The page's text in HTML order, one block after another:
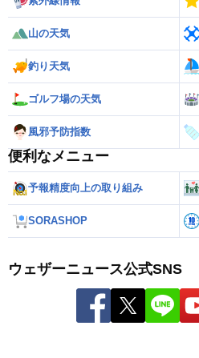
山の天気
釣り天気
ゴルフ場の天気
風邪予防指数
便利なメニュー
予報精度向上の取り組み
SORASHOP
ウェザーニュース公式SNS